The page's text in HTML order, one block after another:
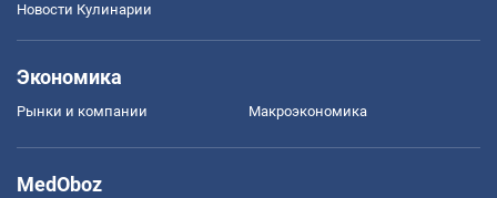
Новости Кулинарии
Экономика
Рынки и компании Mакроэкономика
MedOboz